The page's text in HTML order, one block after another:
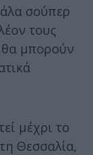
σούπερ
τους
θα μπορούν
μέχρι το
Θεσσαλία,